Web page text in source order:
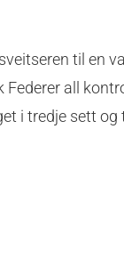
til en
Federer all
i tredje sett